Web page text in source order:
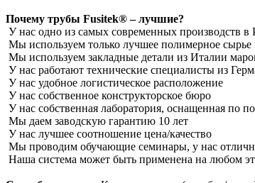
Почему трубы Fusitek® – лучшие?
У нас одно из самых современных производств
Мы используем только лучшее полимерное
Мы используем закладные детали из Италии
У нас работают технические специалисты из
У нас удобное логистическое расположение
У нас собственное конструкторское бюро
У нас собственная лаборатория, оснащенная по
Мы даем заводскую гарантию 10 лет
У нас лучшее соотношение цена/качество
Мы проводим обучающие семинары, у нас
Наша система может быть применена на любом